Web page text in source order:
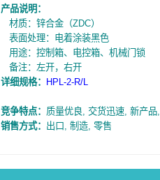
产品说明：
材质：锌合金（ZDC）
表面处理：电着涂装黑色
用途：控制箱、电控箱、机械门锁
备注：左开，右开
详细规格： HPL-2-R/L
竞争特点： 质量优良, 交货迅速, 新产品,
销售方式： 出口 , 制造, 零售